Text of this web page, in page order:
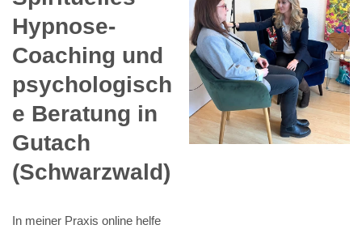
Hypnose-
Coaching und
psychologisch
e Beratung in
Gutach
(Schwarzwald)
In meiner Praxis online helfe